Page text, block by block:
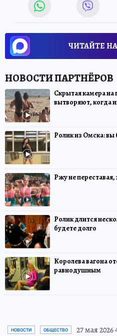
ЧИТАЙТЕ
Скрытая камера
вытворяют, когда
Ролик из Омска: вы
Ржу не
Ролик длится
будете долго
Королева вагона
равнодушным
НОВОСТИ ОБЩЕСТВО 27 мая 2026